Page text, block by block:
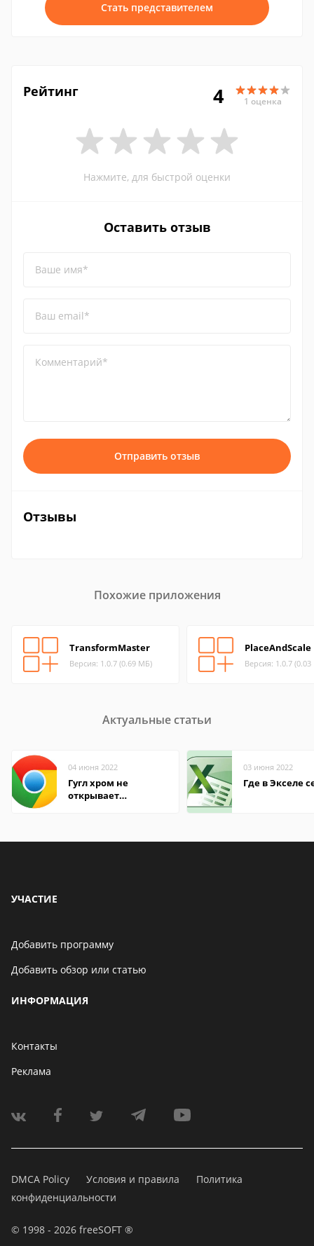
Стать представителем
Рейтинг 4 1 оценка
Нажмите, для быстрой оценки
Оставить отзыв
Ваше имя*
Ваш email*
Комментарий*
Отправить отзыв
Отзывы
Похожие приложения
TransformMaster
Версия: 1.0.7 (0.69 МБ)
PlaceAndScale
Версия: 1.0.7
Актуальные статьи
04 июня 2022
Гугл хром не
открывает
03 июня 2022
Где в Экселе
УЧАСТИЕ
Добавить программу
Добавить обзор или статью
ИНФОРМАЦИЯ
Контакты
Реклама
DMCA Policy Условия и правила
Политика
конфиденциальности
© 1998 - 2026 freeSOFT ®